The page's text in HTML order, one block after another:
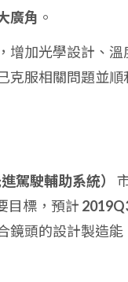
廣角 。
增加光學設計、溫
克服相關問題並順
駕駛輔助系統）
目標，預計
鏡頭的設計製造能